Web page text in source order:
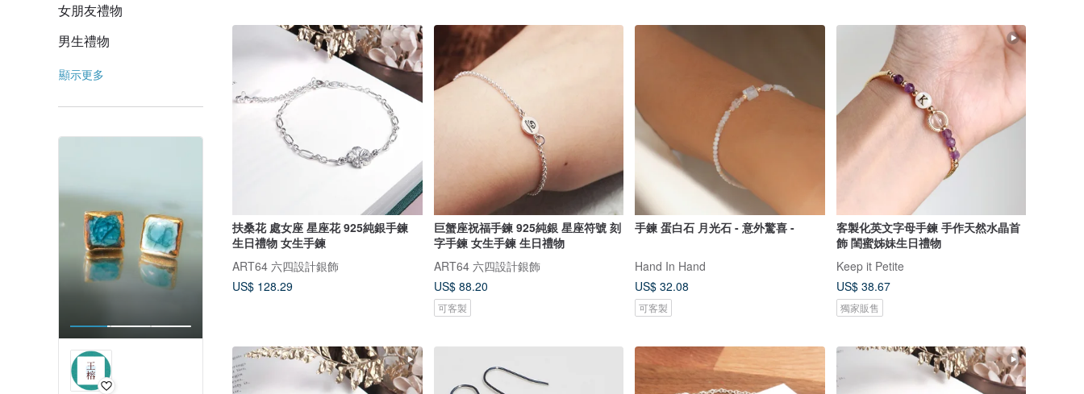
女朋友禮物
男生禮物
顯示更多
扶桑花 處女座 星座花 925純銀手鍊
生日禮物 女生手鍊
ART64 六四設計銀飾
US$ 128.29
巨蟹座祝福手鍊 925純銀 星座符號 刻
字手鍊 女生手鍊 生日禮物
ART64 六四設計銀飾
US$ 88.20
可客製
手鍊 蛋白石 月光石 - 意外驚喜 -
Hand In Hand
US$ 32.08
可客製
客製化英文字母手鍊 手作天然水晶首
飾 閨蜜姊妹生日禮物
Keep it Petite
US$ 38.67
獨家販售